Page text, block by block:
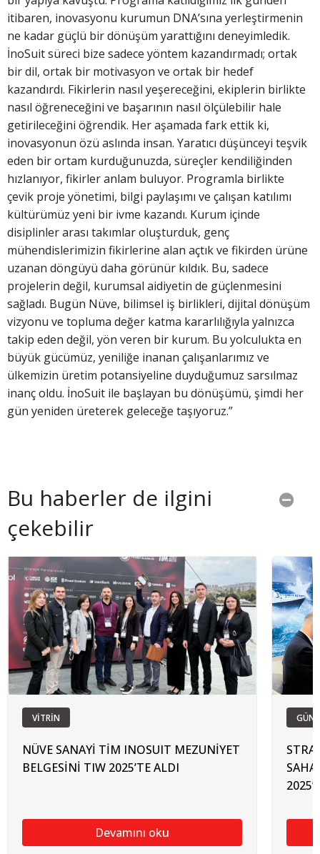
itibaren, inovasyonu kurumun DNA’sına yerleştirmenin
ne kadar güçlü bir dönüşüm yarattığını deneyimledik.
İnoSuit süreci bize sadece yöntem kazandırmadı; ortak
bir dil, ortak bir motivasyon ve ortak bir hedef
kazandırdı. Fikirlerin nasıl yeşereceğini, ekiplerin birlikte
nasıl öğreneceğini ve başarının nasıl ölçülebilir hale
getirileceğini öğrendik. Her aşamada fark ettik ki,
inovasyonun özü aslında insan. Yaratıcı düşünceyi teşvik
eden bir ortam kurduğunuzda, süreçler kendiliğinden
hızlanıyor, fikirler anlam buluyor. Programla birlikte
çevik proje yönetimi, bilgi paylaşımı ve çalışan katılımı
kültürümüz yeni bir ivme kazandı. Kurum içinde
disiplinler arası takımlar oluşturduk, genç
mühendislerimizin fikirlerine alan açtık ve fikirden ürüne
uzanan döngüyü daha görünür kıldık. Bu, sadece
projelerin değil, kurumsal aidiyetin de güçlenmesini
sağladı. Bugün Nüve, bilimsel iş birlikleri, dijital dönüşüm
vizyonu ve topluma değer katma kararlılığıyla yalnızca
takip eden değil, yön veren bir kurum. Bu yolculukta en
büyük gücümüz, yeniliğe inanan çalışanlarımız ve
ülkemizin üretim potansiyeline duyduğumuz sarsılmaz
inanç oldu. İnoSuit ile başlayan bu dönüşümü, şimdi her
gün yeniden üreterek geleceğe taşıyoruz.”
Bu haberler de ilgini
çekebilir
VİTRİN
NÜVE SANAYİ TİM INOSUIT MEZUNİYET
BELGESİNİ TIW 2025’TE ALDI
Devamını oku
SAHA